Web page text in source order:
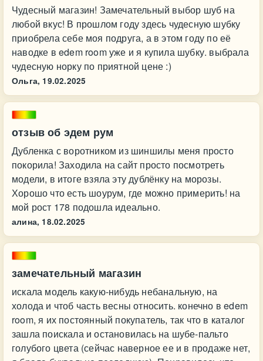
Чудесный магазин! Замечательный выбор шуб на
любой вкус! В прошлом году здесь чудесную шубку
приобрела себе моя подруга, а в этом году по её
наводке в edem room уже и я купила шубку. выбрала
чудесную норку по приятной цене :)
Ольга, 19.02.2025
отзыв об эдем рум
Дубленка с воротником из шиншилы меня просто
покорила! Заходила на сайт просто посмотреть
модели, в итоге взяла эту дублёнку на морозы.
Хорошо что есть шоурум, где можно примерить! на
мой рост 178 подошла идеально.
алина, 18.02.2025
замечательный магазин
искала модель какую-нибудь небанальную, на
холода и чтоб часть весны относить. конечно в edem
room, я их постоянный покупатель, так что в каталог
зашла поискала и остановилась на шубе-пальто
голубого цвета (сейчас наверное ее и в продаже нет,